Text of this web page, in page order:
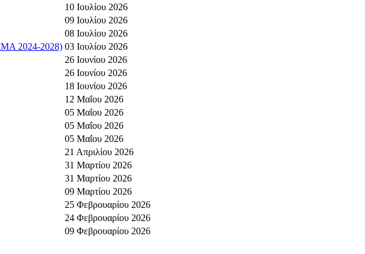
10 Ιουλίου 2026
09 Ιουλίου 2026
08 Ιουλίου 2026
2024-2028) 03 Ιουλίου 2026
26 Ιουνίου 2026
26 Ιουνίου 2026
18 Ιουνίου 2026
12 Μαΐου 2026
05 Μαΐου 2026
05 Μαΐου 2026
05 Μαΐου 2026
21 Απριλίου 2026
31 Μαρτίου 2026
31 Μαρτίου 2026
09 Μαρτίου 2026
25 Φεβρουαρίου 2026
24 Φεβρουαρίου 2026
09 Φεβρουαρίου 2026